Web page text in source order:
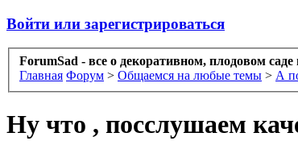
Войти или зарегистрироваться
ForumSad - все о декоративном, плодовом
Главная Форум > Общаемся на любые темы > А
Ну что , посслушаем